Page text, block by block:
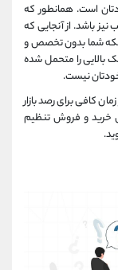
است. همانطور که
باشد. از آنجایی که
شما بدون تخصص و
بالایی را متحمل شده
نیست.
کافی برای رصد بازار
خرید و فروش تنظیم